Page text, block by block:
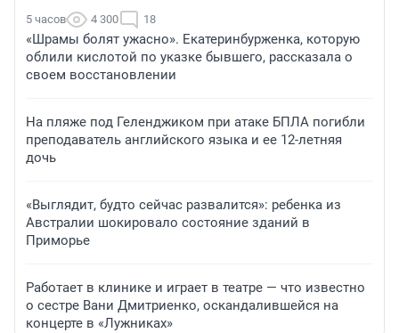
5 часов 4 300 18
«Шрамы болят ужасно». Екатеринбурженка, которую
облили кислотой по указке бывшего, рассказала о
своем восстановлении
На пляже под Геленджиком при атаке БПЛА погибли
преподаватель английского языка и ее 12-летняя
дочь
«Выглядит, будто сейчас развалится»: ребенка из
Австралии шокировало состояние зданий в
Приморье
Работает в клинике и играет в театре — что известно
о сестре Вани Дмитриенко, оскандалившейся на
концерте в «Лужниках»